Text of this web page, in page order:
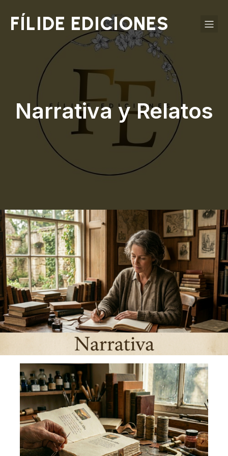
FÍLIDE EDICIONES
Narrativa y Relatos